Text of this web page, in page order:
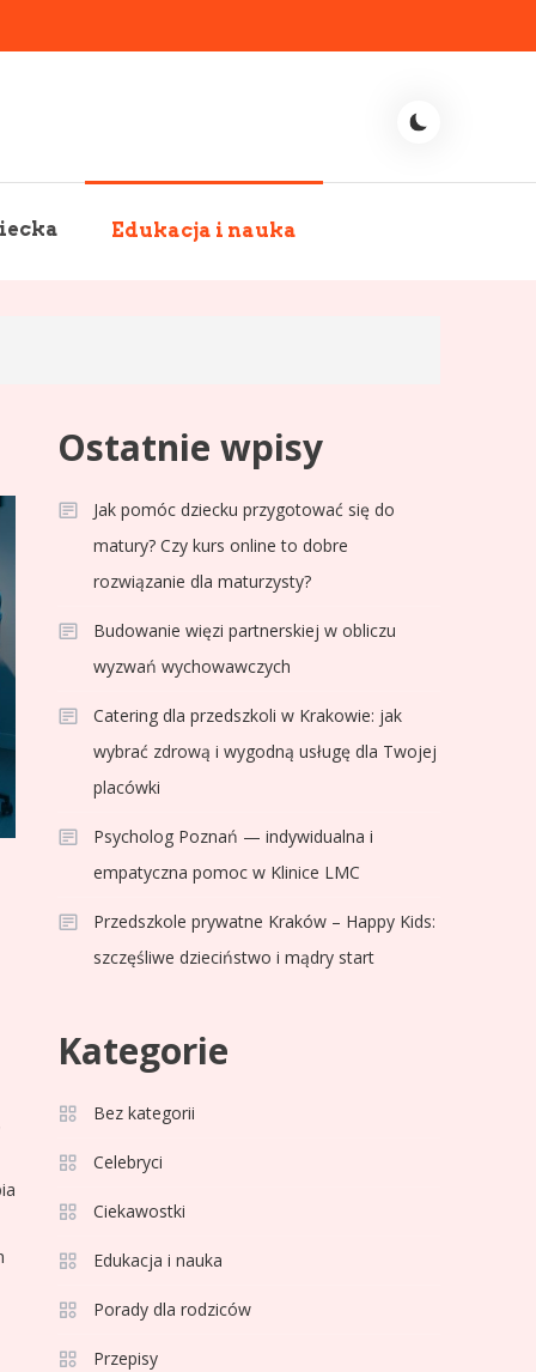
Edukacja i nauka
Ostatnie wpisy
Jak pomóc dziecku przygotować się do
matury? Czy kurs online to dobre
rozwiązanie dla maturzysty?
Budowanie więzi partnerskiej w obliczu
wyzwań wychowawczych
Catering dla przedszkoli w Krakowie: jak
wybrać zdrową i wygodną usługę dla Twojej
placówki
Psycholog Poznań — indywidualna i
empatyczna pomoc w Klinice LMC
Przedszkole prywatne Kraków – Happy Kids:
szczęśliwe dzieciństwo i mądry start
Kategorie
Bez kategorii
Celebryci
Ciekawostki
Edukacja i nauka
Porady dla rodziców
Przepisy
3
formy i statystyk
4
La Liga rankingi: Tabela,